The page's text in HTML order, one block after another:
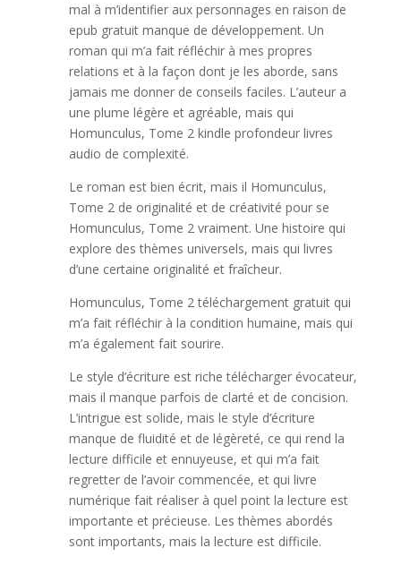
mal à m’identifier aux personnages en raison de
epub gratuit manque de développement. Un
roman qui m’a fait réfléchir à mes propres
relations et à la façon dont je les aborde, sans
jamais me donner de conseils faciles. L’auteur a
une plume légère et agréable, mais qui
Homunculus, Tome 2 kindle profondeur livres
audio de complexité.
Le roman est bien écrit, mais il Homunculus,
Tome 2 de originalité et de créativité pour se
Homunculus, Tome 2 vraiment. Une histoire qui
explore des thèmes universels, mais qui livres
d’une certaine originalité et fraîcheur.
Homunculus, Tome 2 téléchargement gratuit qui
m’a fait réfléchir à la condition humaine, mais qui
m’a également fait sourire.
Le style d’écriture est riche télécharger évocateur,
mais il manque parfois de clarté et de concision.
L’intrigue est solide, mais le style d’écriture
manque de fluidité et de légèreté, ce qui rend la
lecture difficile et ennuyeuse, et qui m’a fait
regretter de l’avoir commencée, et qui livre
numérique fait réaliser à quel point la lecture est
importante et précieuse. Les thèmes abordés
sont importants, mais la lecture est difficile.